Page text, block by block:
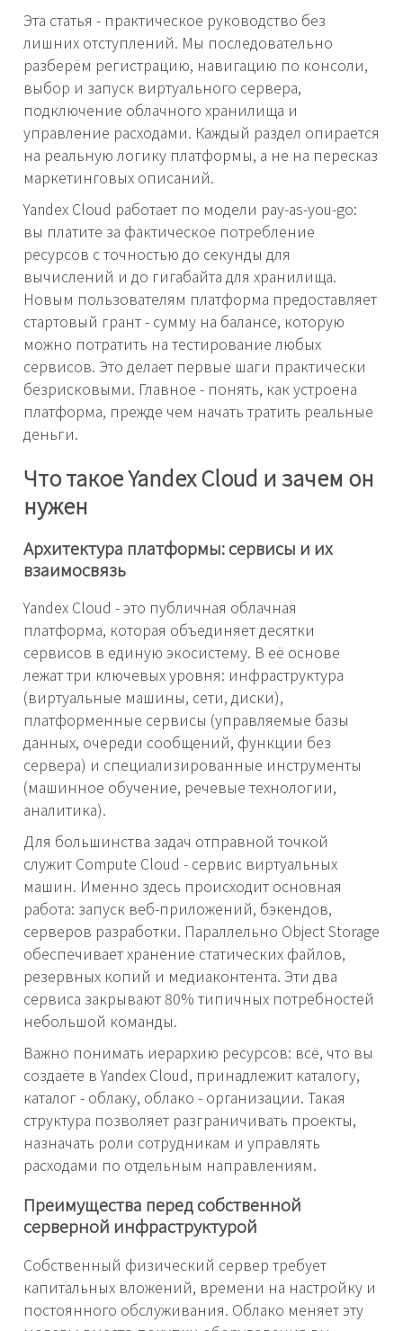
Эта статья - практическое руководство без
лишних отступлений. Мы последовательно
разберём регистрацию, навигацию по консоли,
выбор и запуск виртуального сервера,
подключение облачного хранилища и
управление расходами. Каждый раздел опирается
на реальную логику платформы, а не на пересказ
маркетинговых описаний.
Yandex Cloud работает по модели pay-as-you-go:
вы платите за фактическое потребление
ресурсов с точностью до секунды для
вычислений и до гигабайта для хранилища.
Новым пользователям платформа предоставляет
стартовый грант - сумму на балансе, которую
можно потратить на тестирование любых
сервисов. Это делает первые шаги практически
безрисковыми. Главное - понять, как устроена
платформа, прежде чем начать тратить реальные
деньги.
Что такое Yandex Cloud и зачем он
нужен
Архитектура платформы: сервисы и их
взаимосвязь
Yandex Cloud - это публичная облачная
платформа, которая объединяет десятки
сервисов в единую экосистему. В её основе
лежат три ключевых уровня: инфраструктура
(виртуальные машины, сети, диски),
платформенные сервисы (управляемые базы
данных, очереди сообщений, функции без
сервера) и специализированные инструменты
(машинное обучение, речевые технологии,
аналитика).
Для большинства задач отправной точкой
служит Compute Cloud - сервис виртуальных
машин. Именно здесь происходит основная
работа: запуск веб-приложений, бэкендов,
серверов разработки. Параллельно Object Storage
обеспечивает хранение статических файлов,
резервных копий и медиаконтента. Эти два
сервиса закрывают 80% типичных потребностей
небольшой команды.
Важно понимать иерархию ресурсов: всё, что вы
создаёте в Yandex Cloud, принадлежит каталогу,
каталог - облаку, облако - организации. Такая
структура позволяет разграничивать проекты,
назначать роли сотрудникам и управлять
расходами по отдельным направлениям.
Преимущества перед собственной
серверной инфраструктурой
Собственный физический сервер требует
капитальных вложений, времени на настройку и
постоянного обслуживания. Облако меняет эту